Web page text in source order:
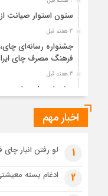
ستون استوار صیانت
3 هفته قبل
جشنواره رسانه‌ای
فرهنگ مصرف چای
3 هفته قبل
جشنواره ملی چای،
4 هفته قبل
4 هفته قبل
رئوف
اخبار مهم
1 لو رفتن انبار
2 ادغام بسته